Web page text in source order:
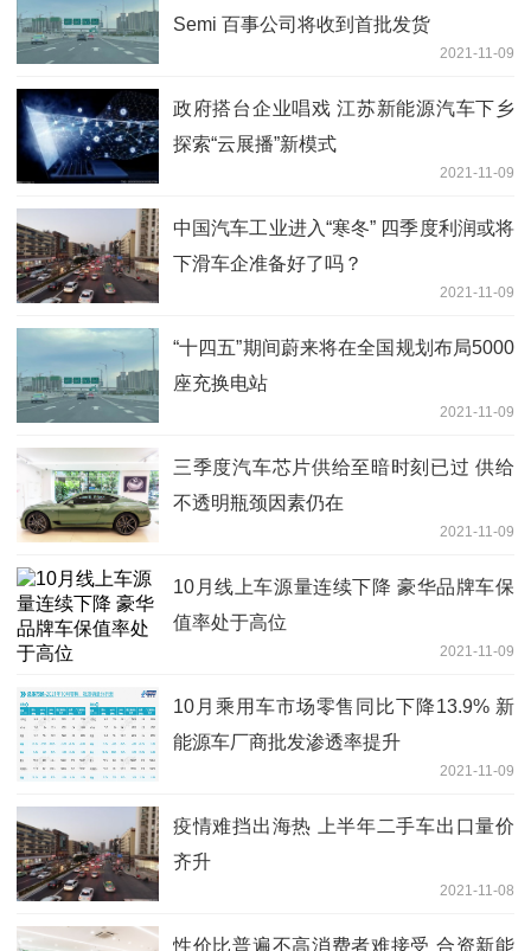
Semi 百事公司将收到首批发货
2021-11-09
政府搭台企业唱戏 江苏新能源汽车下乡
探索“云展播”新模式
2021-11-09
中国汽车工业进入“寒冬” 四季度利润或将
下滑车企准备好了吗？
2021-11-09
“十四五”期间蔚来将在全国规划布局5000
座充换电站
2021-11-09
三季度汽车芯片供给至暗时刻已过 供给
不透明瓶颈因素仍在
2021-11-09
10月线上车源量连续下降 豪华品牌车保
值率处于高位
2021-11-09
10月乘用车市场零售同比下降13.9% 新
能源车厂商批发渗透率提升
2021-11-09
疫情难挡出海热 上半年二手车出口量价
齐升
2021-11-08
性价比普遍不高消费者难接受 合资新能